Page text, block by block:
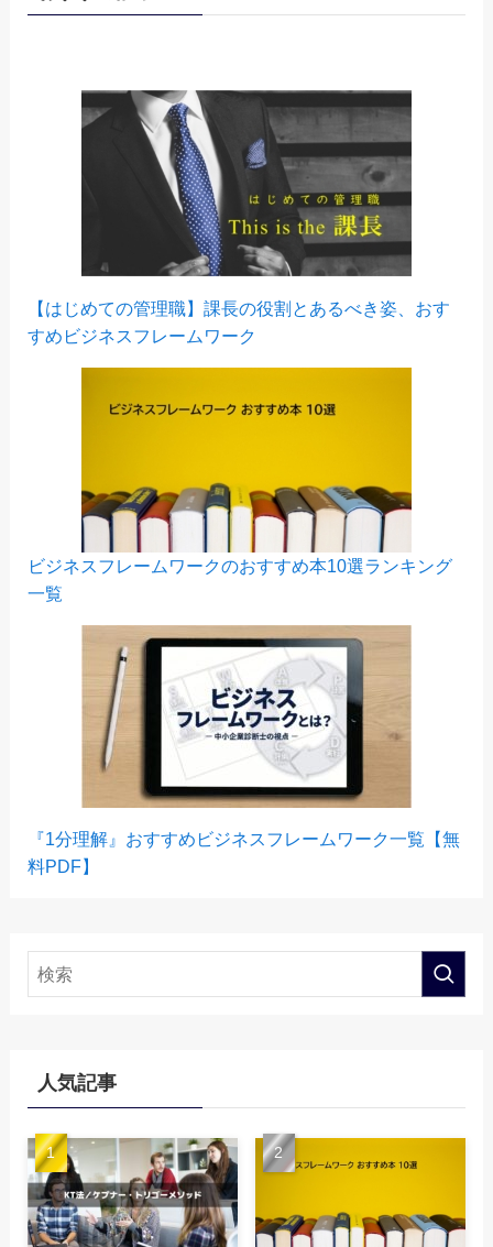
【はじめての管理職】課長の役割とあるべき姿、おす
すめビジネスフレームワーク
ビジネスフレームワークのおすすめ本10選ランキング
一覧
『1分理解』おすすめビジネスフレームワーク一覧【無
料PDF】
人気記事